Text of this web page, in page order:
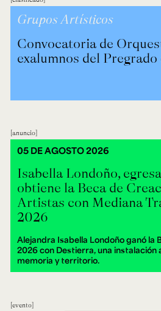
Grupos Artísticos
Convocatoria de
exalumnos del
anuncio
Isabella Londoño,
obtiene la Beca de
Artistas con Mediana
2026
Alejandra Isabella Londoño ganó la
2026 con Destierra, una instalación
memoria y territorio.
05 DE AGOSTO 2026
evento